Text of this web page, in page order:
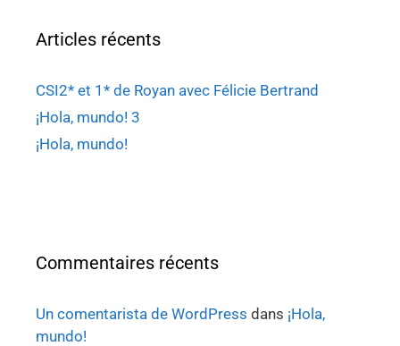
Articles récents
CSI2* et 1* de Royan avec Félicie Bertrand
¡Hola, mundo! 3
¡Hola, mundo!
Commentaires récents
Un comentarista de WordPress dans ¡Hola,
mundo!